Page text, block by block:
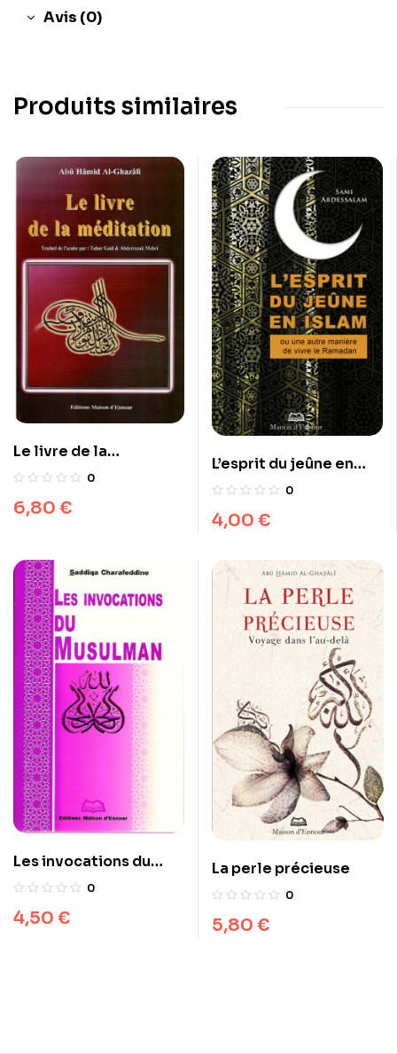
Avis (0)
Produits similaires
Le livre de la
méditation
0
6,80 €
L’esprit du jeûne en
islam
0
4,00 €
Les invocations du
musulman0
4,50 €
La perle précieuse
0
5,80 €